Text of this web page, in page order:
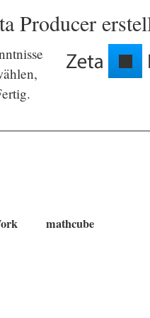
Producer
mathcube